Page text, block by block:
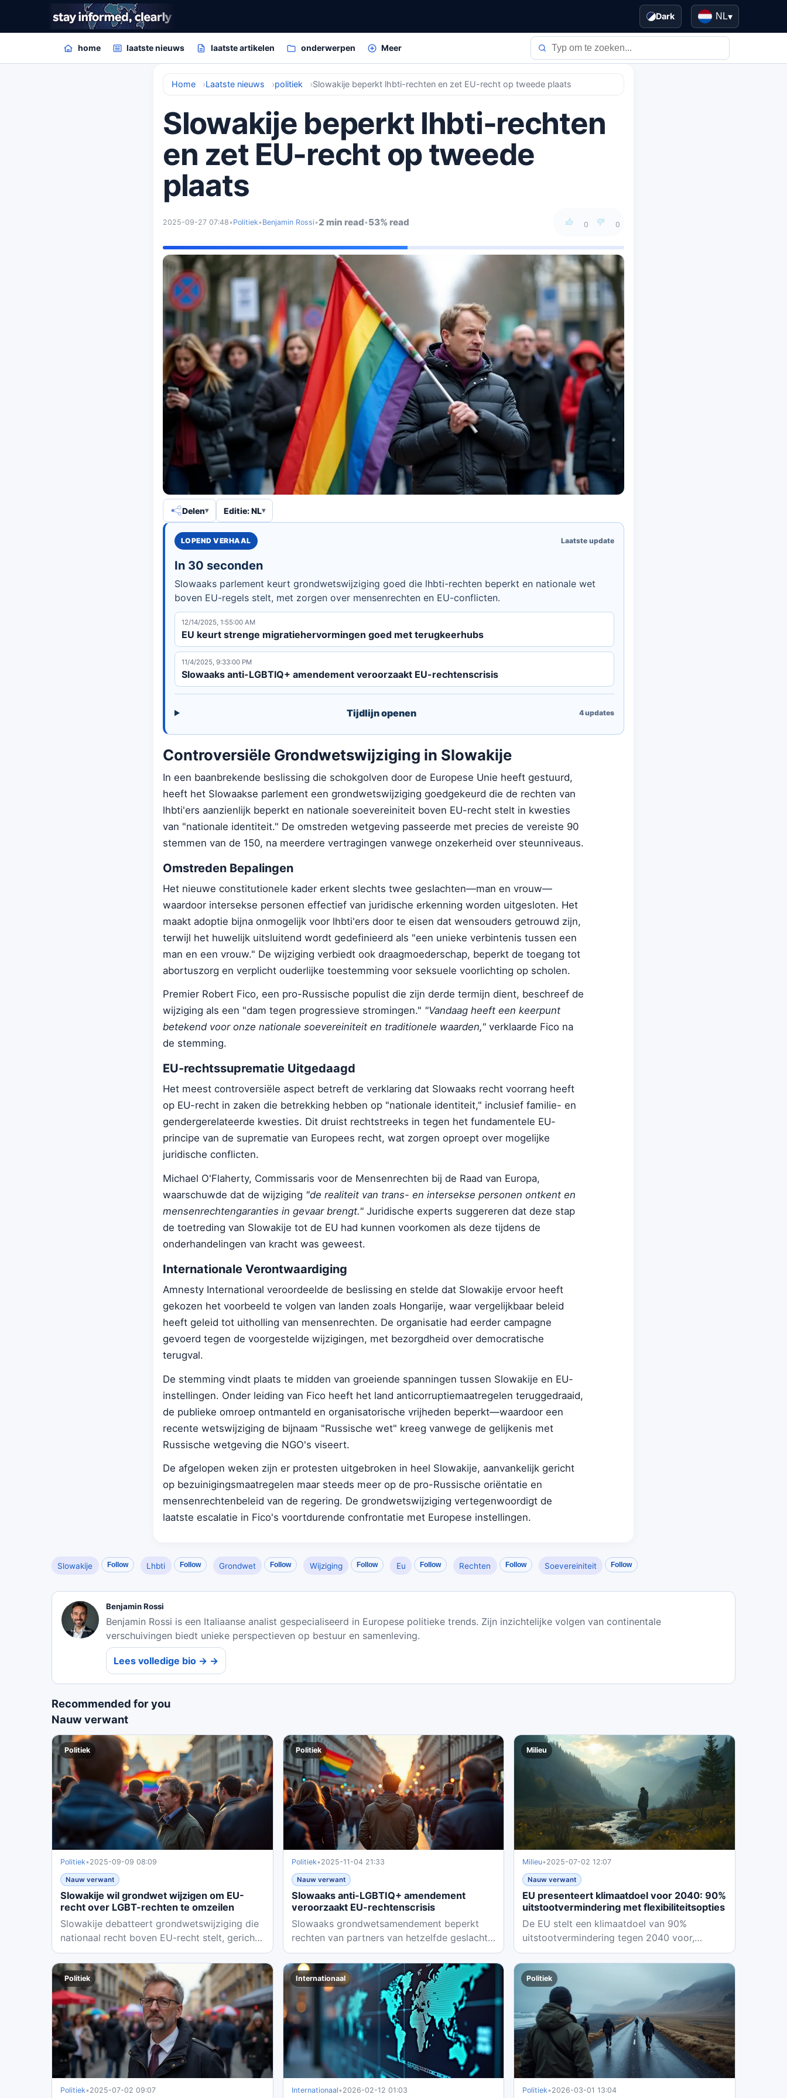
Dark NL▾
home laatste nieuws laatste artikelen onderwerpen Meer
Home Laatste nieuws politiek Slowakije beperkt lhbti-rechten en zet EU-recht op tweede plaats
Slowakije beperkt lhbti-rechten
en zet EU-recht op tweede
plaats
0 0
2025-09-27 07:48•Politiek•Benjamin Rossi•2 min read•53% read
Delen Editie: NL
LOPEND VERHAAL Laatste update
In 30 seconden
Slowaaks parlement keurt grondwetswijziging goed die lhbti-rechten beperkt en nationale wet
boven EU-regels stelt, met zorgen over mensenrechten en EU-conflicten.
12/14/2025, 1:55:00 AM
EU keurt strenge migratiehervormingen goed met terugkeerhubs
11/4/2025, 9:33:00 PM
Slowaaks anti-LGBTIQ+ amendement veroorzaakt EU-rechtenscrisis
Tijdlijn openen 4updates
Controversiële Grondwetswijziging in Slowakije
In een baanbrekende beslissing die schokgolven door de Europese Unie heeft gestuurd,
heeft het Slowaakse parlement een grondwetswijziging goedgekeurd die de rechten van
lhbti'ers aanzienlijk beperkt en nationale soevereiniteit boven EU-recht stelt in kwesties
van "nationale identiteit." De omstreden wetgeving passeerde met precies de vereiste 90
stemmen van de 150, na meerdere vertragingen vanwege onzekerheid over steunniveaus.
Omstreden Bepalingen
Het nieuwe constitutionele kader erkent slechts twee geslachten—man en vrouw—
waardoor intersekse personen effectief van juridische erkenning worden uitgesloten. Het
maakt adoptie bijna onmogelijk voor lhbti'ers door te eisen dat wensouders getrouwd zijn,
terwijl het huwelijk uitsluitend wordt gedefinieerd als "een unieke verbintenis tussen een
man en een vrouw." De wijziging verbiedt ook draagmoederschap, beperkt de toegang tot
abortuszorg en verplicht ouderlijke toestemming voor seksuele voorlichting op scholen.
Premier Robert Fico, een pro-Russische populist die zijn derde termijn dient, beschreef de
wijziging als een "dam tegen progressieve stromingen." "Vandaag heeft een keerpunt
betekend voor onze nationale soevereiniteit en traditionele waarden," verklaarde Fico na
de stemming.
EU-rechtssuprematie Uitgedaagd
Het meest controversiële aspect betreft de verklaring dat Slowaaks recht voorrang heeft
op EU-recht in zaken die betrekking hebben op "nationale identiteit," inclusief familie- en
gendergerelateerde kwesties. Dit druist rechtstreeks in tegen het fundamentele EU-
principe van de suprematie van Europees recht, wat zorgen oproept over mogelijke
juridische conflicten.
Michael O'Flaherty, Commissaris voor de Mensenrechten bij de Raad van Europa,
waarschuwde dat de wijziging "de realiteit van trans- en intersekse personen ontkent en
mensenrechtengaranties in gevaar brengt." Juridische experts suggereren dat deze stap
de toetreding van Slowakije tot de EU had kunnen voorkomen als deze tijdens de
onderhandelingen van kracht was geweest.
Internationale Verontwaardiging
Amnesty International veroordeelde de beslissing en stelde dat Slowakije ervoor heeft
gekozen het voorbeeld te volgen van landen zoals Hongarije, waar vergelijkbaar beleid
heeft geleid tot uitholling van mensenrechten. De organisatie had eerder campagne
gevoerd tegen de voorgestelde wijzigingen, met bezorgdheid over democratische
terugval.
De stemming vindt plaats te midden van groeiende spanningen tussen Slowakije en EU-
instellingen. Onder leiding van Fico heeft het land anticorruptiemaatregelen teruggedraaid,
de publieke omroep ontmanteld en organisatorische vrijheden beperkt—waardoor een
recente wetswijziging de bijnaam "Russische wet" kreeg vanwege de gelijkenis met
Russische wetgeving die NGO's viseert.
De afgelopen weken zijn er protesten uitgebroken in heel Slowakije, aanvankelijk gericht
op bezuinigingsmaatregelen maar steeds meer op de pro-Russische oriëntatie en
mensenrechtenbeleid van de regering. De grondwetswijziging vertegenwoordigt de
laatste escalatie in Fico's voortdurende confrontatie met Europese instellingen.
Slowakije Follow Lhbti Follow Grondwet Follow Wijziging Follow Eu Follow Rechten Follow Soevereiniteit Follow
Benjamin Rossi
Benjamin Rossi is een Italiaanse analist gespecialiseerd in Europese politieke trends. Zijn inzichtelijke volgen van continentale
verschuivingen biedt unieke perspectieven op bestuur en samenleving.
Lees volledige bio → →
Recommended for you
Nauw verwant
Politiek
Politiek•2025-09-09 08:09
Nauw verwant
Slowakije wil grondwet wijzigen om EU-
recht over LGBT-rechten te omzeilen
Slowakije debatteert grondwetswijziging die
nationaal recht boven EU-recht stelt, gericht
op LGBT-rechten en...
Politiek
Politiek•2025-11-04 21:33
Nauw verwant
Slowaaks anti-LGBTIQ+ amendement
veroorzaakt EU-rechtenscrisis
Slowaaks grondwetsamendement beperkt
rechten van partners van hetzelfde geslacht
en veroorzaakt EU-brede zorg over...
Milieu
Milieu•2025-07-02 12:07
Nauw verwant
EU presenteert klimaatdoel voor 2040: 90%
uitstootvermindering met flexibiliteitsopties
De EU stelt een klimaatdoel van 90%
uitstootvermindering tegen 2040 voor,
waarbij lidstaten tot 3% via...
Politiek
Politiek•2025-07-02 09:07
Internationaal
Internationaal•2026-02-12 01:03
Politiek
Politiek•2026-03-01 13:04